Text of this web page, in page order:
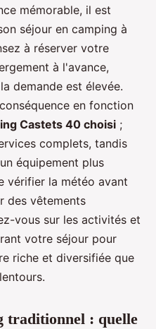
mémorable, il est
séjour en camping à
à réserver votre
à l'avance,
demande est élevée.
en fonction
Castets 40 choisi ;
complets, tandis
équipement plus
vérifier la météo avant
des vêtements
vous sur les activités et
votre séjour pour
riche et diversifiée que
traditionnel : quelle